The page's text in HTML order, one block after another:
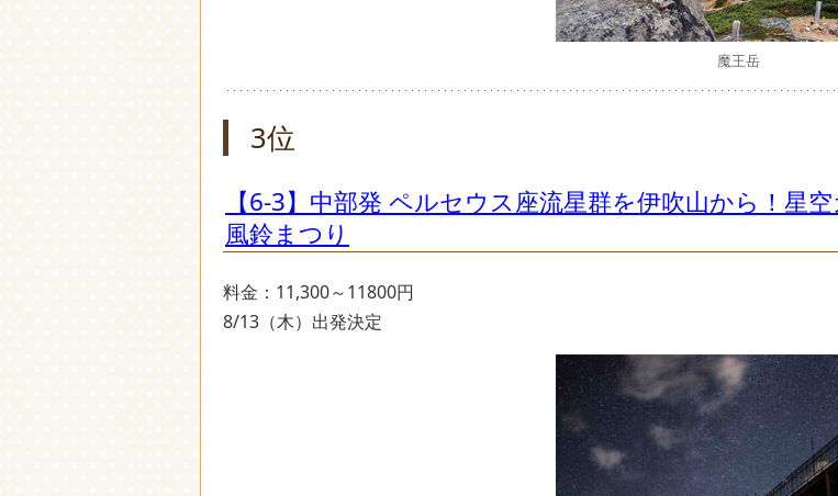
魔王岳
3位
【6-3】中部発 ペルセウス座流星群を伊吹山から！星
風鈴まつり
料金：11,300～11800円
8/13（木）出発決定